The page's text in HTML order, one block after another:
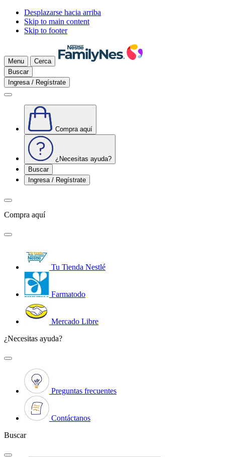
Desplazarse hacia arriba
Skip to main content
Skip to footer
Menu
Cerca
Buscar
Ingresa / Regístrate
Compra aquí
¿Necesitas ayuda?
Buscar
Ingresa / Regístrate
Compra aquí
Tu Tienda Nestlé
Farmatodo
Mercado Libre
¿Necesitas ayuda?
Preguntas frecuentes
Contáctanos
Buscar